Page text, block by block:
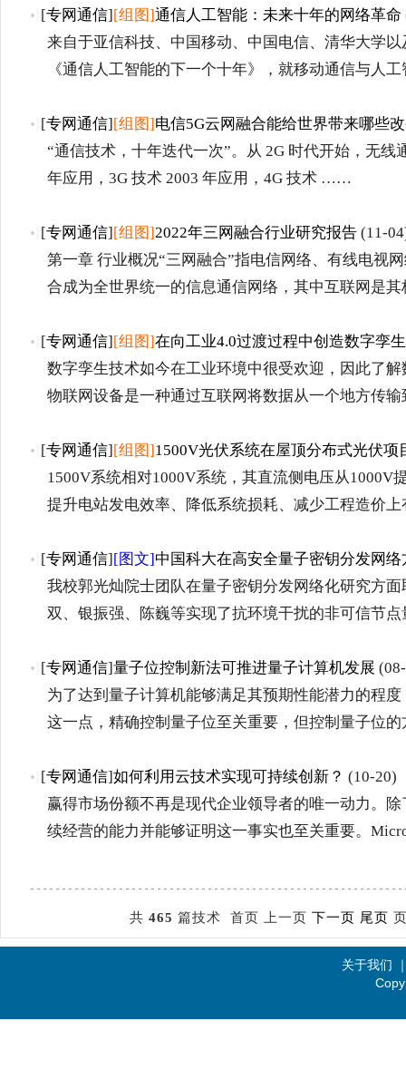
[专网通信][组图]通信人工智能：未来十年的网络革命
来自于亚信科技、中国移动、中国电信、清华大学
《通信人工智能的下一个十年》，就移动通信与
[专网通信][组图]电信5G云网融合能给世界带来哪些
“通信技术，十年迭代一次”。从 2G 时代开始，无
年应用，3G 技术 2003 年应用，4G 技术 ……
[专网通信][组图]2022年三网融合行业研究报告 (11-
第一章 行业概况“三网融合”指电信网络、有线电视
合成为全世界统一的信息通信网络，其中互联网是
[专网通信][组图]在向工业4.0过渡过程中创造数字孪
数字孪生技术如今在工业环境中很受欢迎，因此了
物联网设备是一种通过互联网将数据从一个地方传
[专网通信][组图]1500V光伏系统在屋顶分布式光伏项
1500V系统相对1000V系统，其直流侧电压从1000V
提升电站发电效率、降低系统损耗、减少工程造价
[专网通信][图文]中国科大在高安全量子密钥分发网
我校郭光灿院士团队在量子密钥分发网络化研究方
双、银振强、陈巍等实现了抗环境干扰的非可信节
[专网通信]量子位控制新法可推进量子计算机发展
为了达到量子计算机能够满足其预期性能潜力的程
这一点，精确控制量子位至关重要，但控制量子位
[专网通信]如何利用云技术实现可持续创新？ (10-20)
赢得市场份额不再是现代企业领导者的唯一动力。
续经营的能力并能够证明这一事实也至关重要。
共 465 篇技术 首页 上一页 下一页 尾页
关于我们